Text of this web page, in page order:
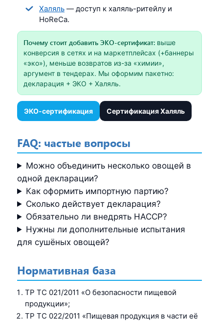
Халяль — доступ к халяль-ритейлу и
HoReCa.
Почему стоит добавить ЭКО-сертификат: выше
конверсия в сетях и на маркетплейсах (+баннеры
«эко»), меньше возвратов из-за «химии»,
аргумент в тендерах. Мы оформим пакетно:
декларация + ЭКО + Халяль.
ЭКО-сертификация Сертификация Халяль
FAQ: частые вопросы
Можно объединить несколько овощей в
одной декларации?
Как оформить импортную партию?
Сколько действует декларация?
Обязательно ли внедрять HACCP?
Нужны ли дополнительные испытания
для сушёных овощей?
Нормативная база
ТР ТС 021/2011 «О безопасности пищевой
продукции»;
ТР ТС 022/2011 «Пищевая продукция в части её